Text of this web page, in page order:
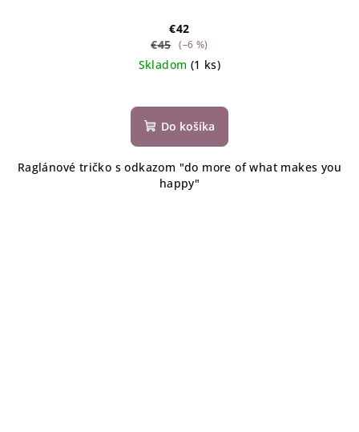
€42
€45 (–6 %)
Skladom (1 ks)
Do košíka
Raglánové tričko s odkazom "do more of what makes you
happy"